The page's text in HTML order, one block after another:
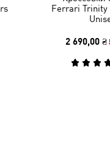
Ferrari Trinity
2 690,00 ₴